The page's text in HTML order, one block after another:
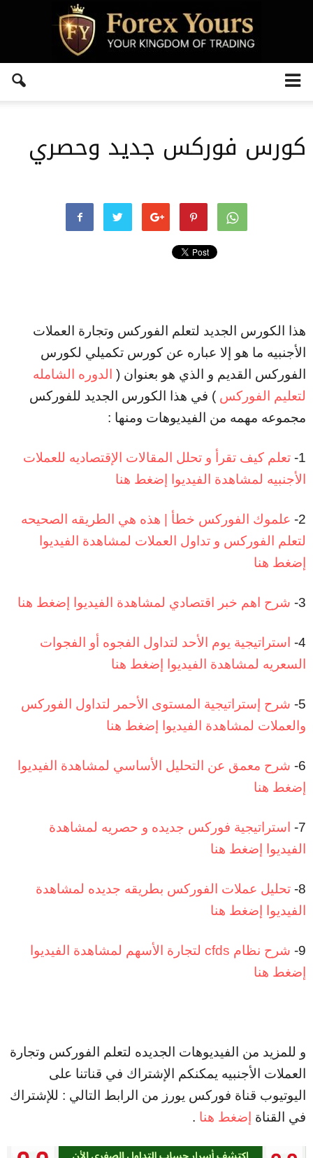
كورس فوركس جديد وحصري
هذا الكورس الجديد لتعلم الفوركس وتجارة العملات
الأجنبيه ما هو إلا عباره عن كورس تكميلي لكورس
الفوركس القديم و الذي هو بعنوان ( الدوره الشامله
لتعليم الفوركس ) في هذا الكورس الجديد للفوركس
مجموعه مهمه من الفيديوهات ومنها :
1- تعلم كيف تقرأ و تحلل المقالات الإقتصاديه للعملات
الأجنبيه لمشاهدة الفيديوا إضغط هنا
2-
علموك الفوركس خطأ | هذه هي الطريقه الصحيحه
لتعلم الفوركس و تداول العملات لمشاهدة الفيديوا
إضغط هنا
3- شرح اهم خبر اقتصادي لمشاهدة الفيديوا إضغط هنا
4-
استراتيجية يوم الأحد لتداول الفجوه أو الفجوات
السعريه لمشاهدة الفيديوا إضغط هنا
5-
شرح إستراتيجية المستوى الأحمر لتداول الفوركس
والعملات لمشاهدة الفيديوا إضغط هنا
6-
شرح معمق عن التحليل الأساسي لمشاهدة الفيديوا
إضغط هنا
7-
استراتيجية فوركس جديده و حصريه لمشاهدة
الفيديوا إضغط هنا
8- تحليل عملات الفوركس بطريقه جديده لمشاهدة
الفيديوا إضغط هنا
9-
شرح نظام cfds لتجارة الأسهم لمشاهدة الفيديوا
إضغط هنا
و للمزيد من الفيديوهات الجديده لتعلم الفوركس وتجارة
العملات الأجنبيه يمكنكم الإشتراك في قناتنا على
اليوتيوب قناة فوركس يورز من الرابط التالي : للإشتراك
في القناة إضغط هنا .